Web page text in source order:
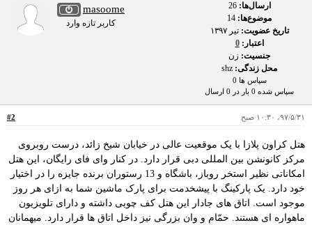
masoome
کاربر تازه وارد
ارسال‌ها:26
موضوع‌ها:
تاریخ عضویت:تير ۱۳۹۷
اعتبار:0
جنسیت: زن
محل زندگی:
سپاس ها 0
سپاس شده 0 بار در 0 ارسال
#2 ۹۷/۵/۳۱، ۱۰:۳۰ صبح
هتل کراون پلازا با یک موقعیت عالی در خیابان شیخ زائد، درست روبروی
مرکز کانونشن بین المللی دبی قرار دارد. در کنار وای فای رایگان، این هتل
امکاناتی نظیر استخر روباز، باشگاه و 13 رستوران برنده جایزه را در اختیار
خود دارد. یک پارکینگ با پیشخدمت برای پارک ماشین شما به ازای هر روز
موجود است. اتاق های جادار این هتل کف چوبی داشته و دارای تلویزیون
ماهواره ای هستند. حمّام و وان بزرگی نیز داخل اتاق ها قرار دارد. میهمانان